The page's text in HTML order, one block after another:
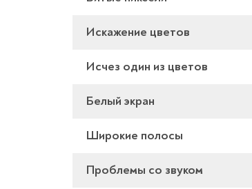
Искажение цветов
Исчез один из цветов
Белый экран
Широкие полосы
Проблемы со звуком